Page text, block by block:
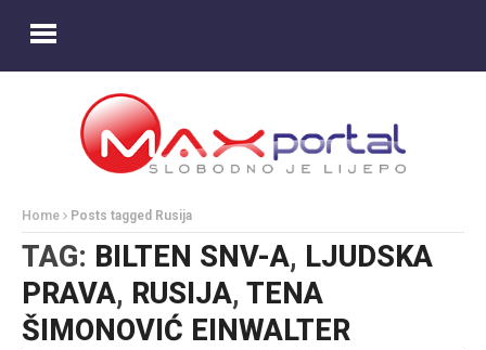
Home Posts tagged Rusija
TAG: BILTEN SNV-A, LJUDSKA
PRAVA, RUSIJA, TENA
ŠIMONOVIĆ EINWALTER